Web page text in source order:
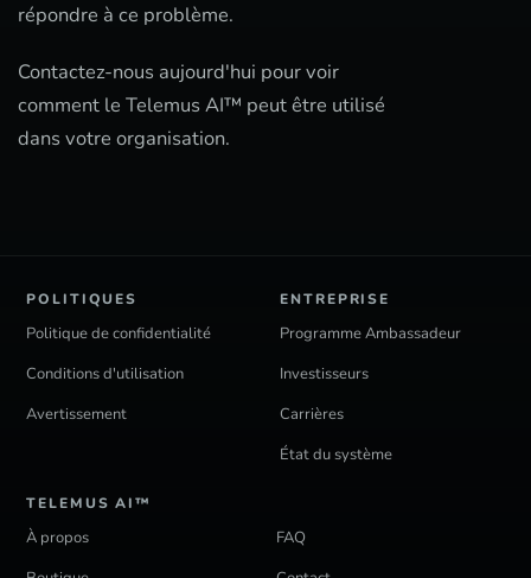
répondre à ce problème.
Contactez-nous aujourd'hui pour voir
comment le Telemus AI™ peut être utilisé
dans votre organisation.
POLITIQUES
Politique de confidentialité
Conditions d'utilisation
Avertissement
ENTREPRISE
Programme Ambassadeur
Investisseurs
Carrières
État du système
TELEMUS AI™
À propos
FAQ